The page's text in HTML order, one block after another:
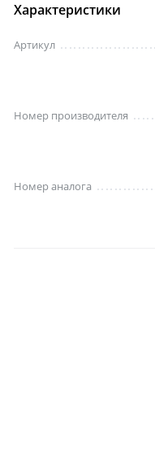
Характеристики
Артикул
Номер производителя
Номер аналога